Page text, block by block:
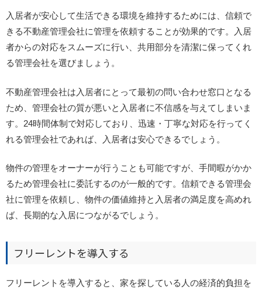
入居者が安心して生活できる環境を維持するためには、信頼で
きる不動産管理会社に管理を依頼することが効果的です。入居
者からの対応をスムーズに行い、共用部分を清潔に保ってくれ
る管理会社を選びましょう。
不動産管理会社は入居者にとって最初の問い合わせ窓口となる
ため、管理会社の質が悪いと入居者に不信感を与えてしまいま
す。24時間体制で対応しており、迅速・丁寧な対応を行ってく
れる管理会社であれば、入居者は安心できるでしょう。
物件の管理をオーナーが行うことも可能ですが、手間暇がかか
るため管理会社に委託するのが一般的です。信頼できる管理会
社に管理を依頼し、物件の価値維持と入居者の満足度を高めれ
ば、長期的な入居につながるでしょう。
フリーレントを導入する
フリーレントを導入すると、家を探している人の経済的負担を